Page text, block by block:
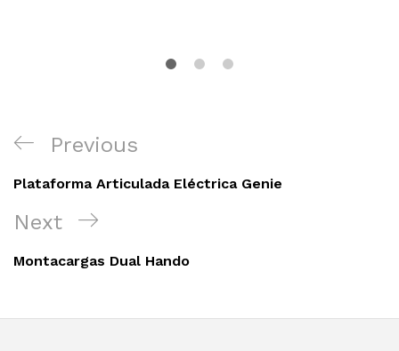
Navegación
entradas
Previous
Post
Previous
Plataforma Articulada Eléctrica Genie
Next
Post
Next
Montacargas Dual Hando